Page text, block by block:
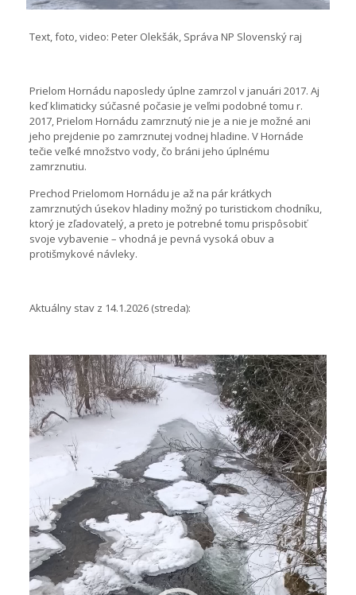
Text, foto, video: Peter Olekšák, Správa NP Slovenský raj
Prielom Hornádu naposledy úplne zamrzol v januári 2017. Aj
keď klimaticky súčasné počasie je veľmi podobné tomu r.
2017, Prielom Hornádu zamrznutý nie je a nie je možné ani
jeho prejdenie po zamrznutej vodnej hladine. V Hornáde
tečie veľké množstvo vody, čo bráni jeho úplnému
zamrznutiu.
Prechod Prielomom Hornádu je až na pár krátkych
zamrznutých úsekov hladiny možný po turistickom chodníku,
ktorý je zľadovatelý, a preto je potrebné tomu prispôsobiť
svoje vybavenie – vhodná je pevná vysoká obuv a
protišmykové návleky.
Aktuálny stav z 14.1.2026 (streda):
Video
prehrávač